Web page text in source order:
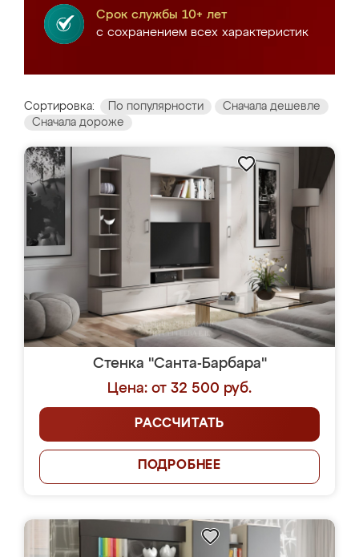
Срок службы 10+ лет
с сохранением всех характеристик
Сортировка: По популярности
Сначала дешевле
Сначала дороже
Стенка "Санта-Барбара"
Цена: от 32 500 руб.
РАССЧИТАТЬ
ПОДРОБНЕЕ